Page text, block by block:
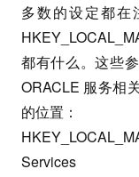
多数的设定都在
都有什么。这些
ORACLE 服务相
的位置：
Services